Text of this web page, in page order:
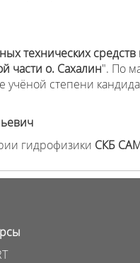
технических
части о. Сахалин". По
степени
гидрофизики СКБ